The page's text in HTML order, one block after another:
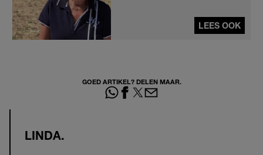
LEES OOK
GOED ARTIKEL? DELEN MAAR.
LINDA.